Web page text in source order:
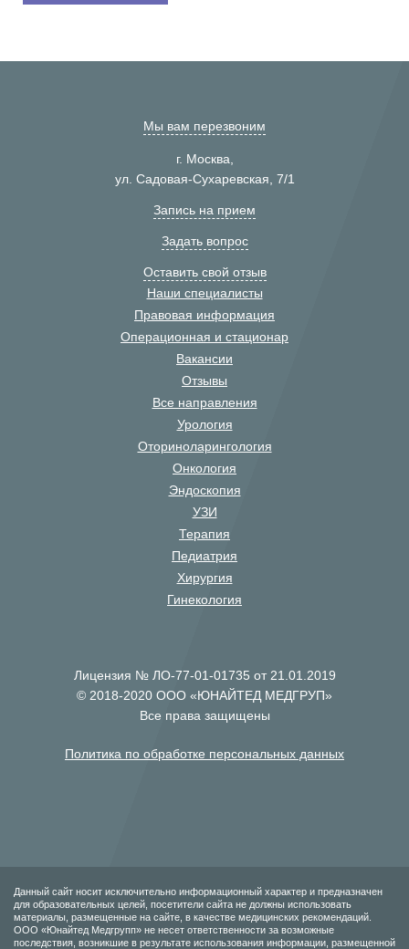
Мы вам перезвоним
г. Москва,
ул. Садовая-Сухаревская, 7/1
Запись на прием
Задать вопрос
Оставить свой отзыв
Наши специалисты
Правовая информация
Операционная и стационар
Вакансии
Отзывы
Все направления
Урология
Оториноларингология
Онкология
Эндоскопия
УЗИ
Терапия
Педиатрия
Хирургия
Гинекология
Лицензия № ЛО-77-01-01735 от 21.01.2019
© 2018-2020 ООО «ЮНАЙТЕД МЕДГРУП»
Все права защищены
Политика по обработке персональных данных
Данный сайт носит исключительно информационный характер и предназначен
для образовательных целей, посетители сайта не должны использовать
материалы, размещенные на сайте, в качестве медицинских рекомендаций.
ООО «Юнайтед Медгрупп» не несет ответственности за возможные
последствия, возникшие в результате использования информации, размещенной